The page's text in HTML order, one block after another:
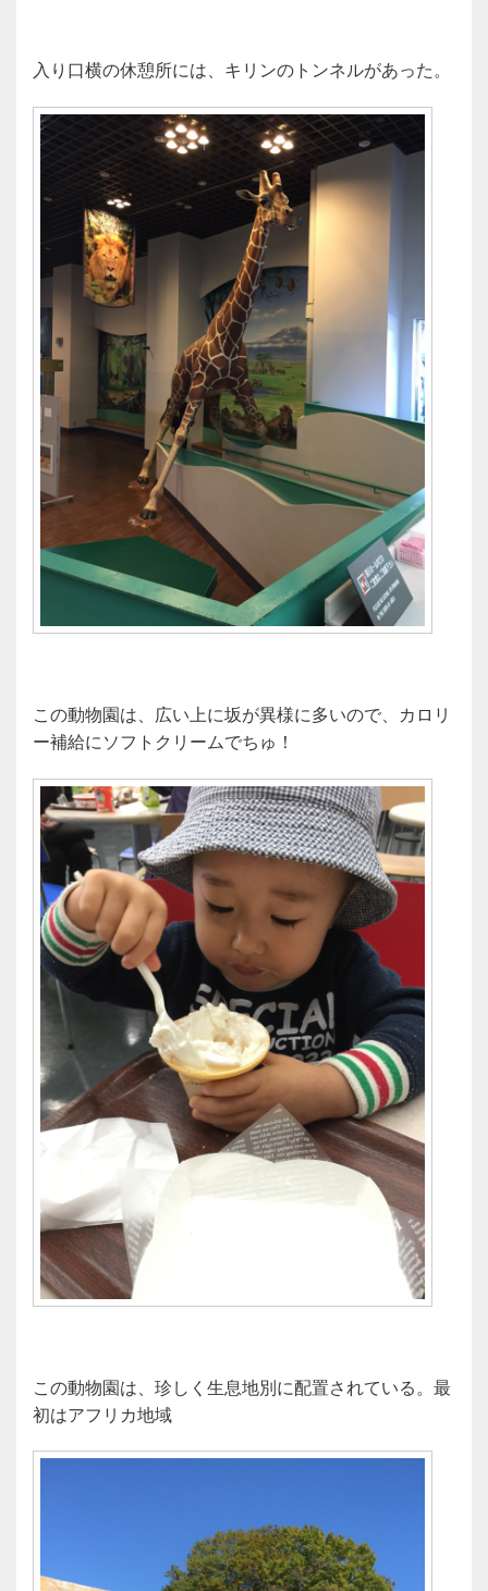
入り口横の休憩所には、キリンのトンネルがあった。
この動物園は、広い上に坂が異様に多いので、カロリ
ー補給にソフトクリームでちゅ！
この動物園は、珍しく生息地別に配置されている。最
初はアフリカ地域